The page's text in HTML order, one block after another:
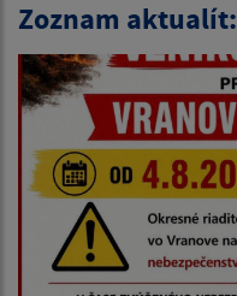
Zoznam aktualít: